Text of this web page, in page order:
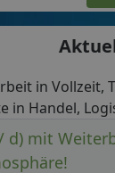
in Vollzeit,
in Handel,
d) mit